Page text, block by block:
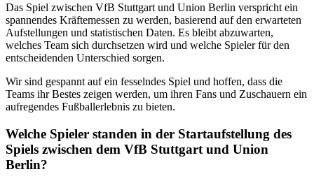
Das Spiel zwischen VfB Stuttgart und Union Berlin verspricht ein
spannendes Kräftemessen zu werden, basierend auf den erwarteten
Aufstellungen und statistischen Daten. Es bleibt abzuwarten,
welches Team sich durchsetzen wird und welche Spieler für den
entscheidenden Unterschied sorgen.
Wir sind gespannt auf ein fesselndes Spiel und hoffen, dass die
Teams ihr Bestes zeigen werden, um ihren Fans und Zuschauern ein
aufregendes Fußballerlebnis zu bieten.
Welche Spieler standen in der Startaufstellung des
Spiels zwischen dem VfB Stuttgart und Union
Berlin?